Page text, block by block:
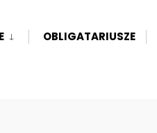
OBLIGATARIUSZE